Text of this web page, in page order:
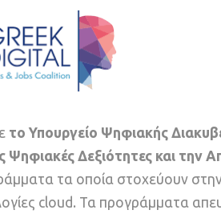
το Υπουργείο Ψηφιακής
Ψηφιακές Δεξιότητες και την
τα οποία στοχεύουν
cloud. Τα προγράμματα